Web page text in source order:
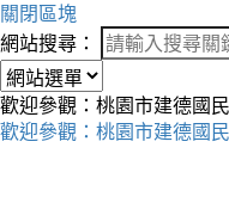
關閉區塊
網站搜尋：
歡迎參觀：桃園市建德國
歡迎參觀：桃園市建德國